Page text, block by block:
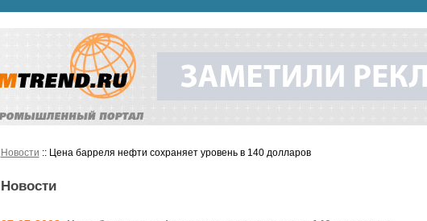
Новости :: Цена барреля нефти сохраняет уровень в 140 долларов
Новости